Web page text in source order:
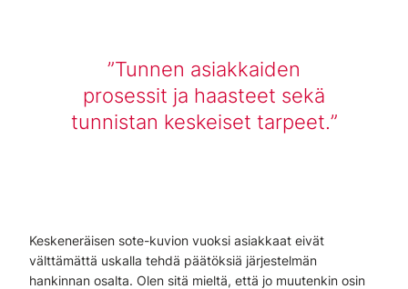
Tunnen asiakkaiden
prosessit ja haasteet sekä
tunnistan keskeiset tarpeet.
Keskeneräisen sote-kuvion vuoksi asiakkaat eivät
välttämättä uskalla tehdä päätöksiä järjestelmän
hankinnan osalta. Olen sitä mieltä, että jo muutenkin osin